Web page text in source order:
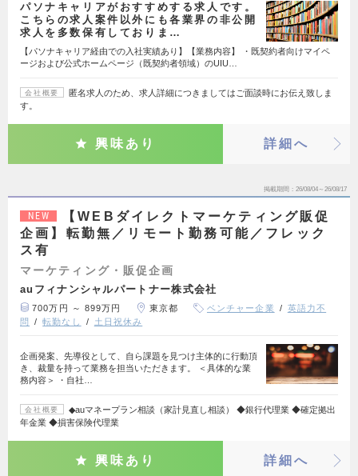
パソナキャリアがおすすめする求人です。
こちらの求人案件以外にも各業界の非公開
求人を多数保有しておりま…
【パソナキャリア経由での入社実績あり】【業務内容】 ・既契約者向けマイペ
ージおよび公式ホームページ（既契約者領域）のUIU…
会社概要
匿名求人のため、求人詳細につきましてはご面談時にお伝え致しま
す。
興味あり 詳細へ
掲載期間 26/08/04～26/08/17
NEW
【WEBダイレクトマーケティング販促
企画】転勤無／リモート勤務可能／フレック
ス有
マーケティング・販促企画
auフィナンシャルパートナー株式会社
700万円 ～ 899万円 東京都 ベンチャー企業
英語力不
問
転勤なし 土日祝休み
企画発案、先導役として、自ら課題を見つけ主体的に行動頂
き、裁量を持って業務を担当いただきます。 ＜具体的な業
務内容＞ ・自社…
会社概要
◆auマネープラン相談（家計見直し相談） ◆銀行代理業 ◆確定拠出
年金業 ◆損害保険代理業
興味あり 詳細へ